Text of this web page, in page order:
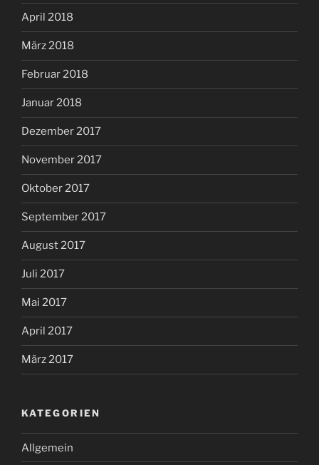
April 2018
März 2018
Februar 2018
Januar 2018
Dezember 2017
November 2017
Oktober 2017
September 2017
August 2017
Juli 2017
Mai 2017
April 2017
März 2017
KATEGORIEN
Allgemein